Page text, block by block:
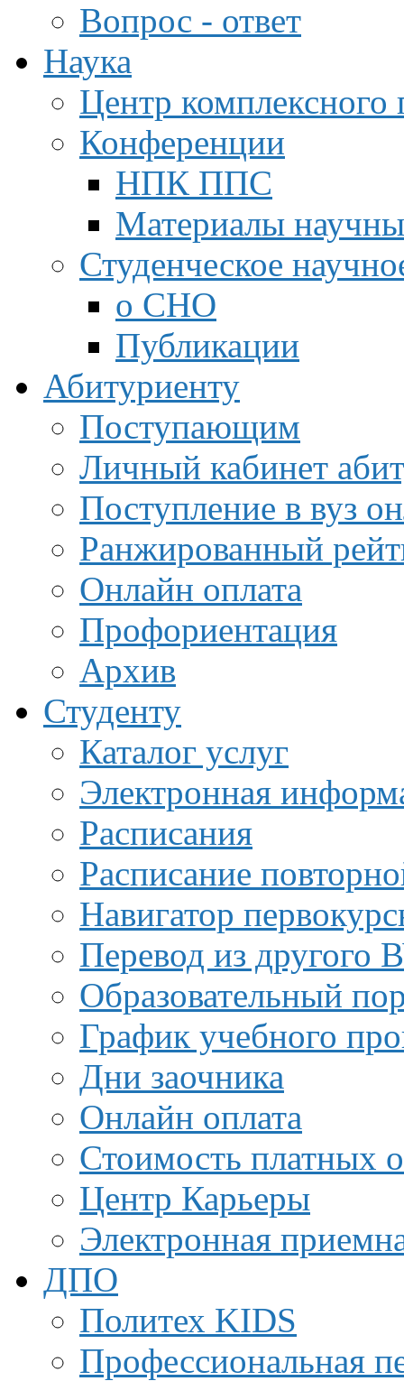
Вопрос - ответ
Наука
Центр
Конференции
НПК ППС
Материалы
Студенческое
о СНО
Публикации
Абитуриенту
Поступающим
Личный кабинет
Поступление в вуз
Ранжированный
Онлайн оплата
Профориентация
Архив
Студенту
Каталог услуг
Электронная
Расписания
Расписание
Навигатор
Перевод из другого
Образовательный
График учебного
Дни заочника
Онлайн оплата
Стоимость платных
Центр Карьеры
Электронная
ДПО
Политех KIDS
Профессиональная